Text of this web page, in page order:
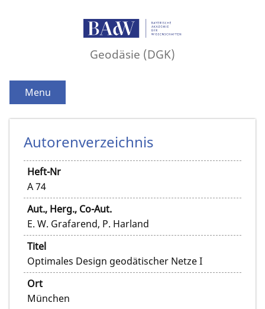
Geodäsie (DGK)
Menu
Autorenverzeichnis
Heft-Nr
A 74
Aut., Herg., Co-Aut.
E. W. Grafarend, P. Harland
Titel
Optimales Design geodätischer Netze I
Ort
München